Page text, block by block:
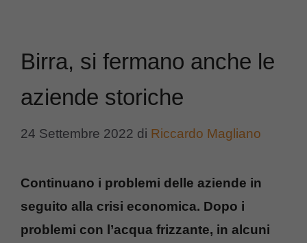
Birra, si fermano anche le
aziende storiche
24 Settembre 2022 di Riccardo Magliano
Continuano i problemi delle aziende in
seguito alla crisi economica. Dopo i
problemi con l’acqua frizzante, in alcuni